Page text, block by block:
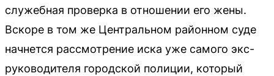
служебная проверка в отношении его жены.
Вскоре в том же Центральном районном суде
начнется рассмотрение иска уже самого экс-
руководителя городской полиции, который